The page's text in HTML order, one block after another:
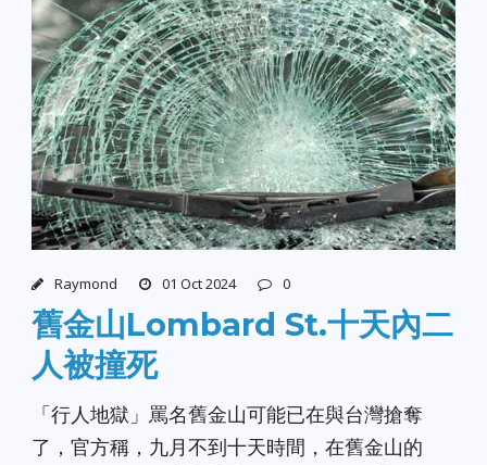
Raymond 01 Oct 2024 0
舊金山Lombard St.十天內二
人被撞死
「行人地獄」罵名舊金山可能已在與台灣搶奪
了，官方稱，九月不到十天時間，在舊金山的